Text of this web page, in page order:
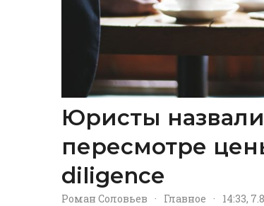
Юристы
пересмотре
diligence
Роман Соловьев · Главное · 14:33,